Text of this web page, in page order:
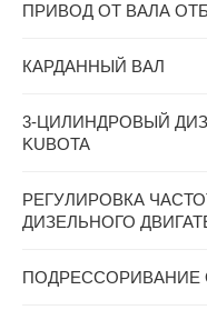
ПРИВОД ОТ ВАЛА
КАРДАННЫЙ ВАЛ
3-ЦИЛИНДРОВЫЙ
KUBOTA
РЕГУЛИРОВКА
ДИЗЕЛЬНОГО
ПОДРЕССОРИВАНИЕ